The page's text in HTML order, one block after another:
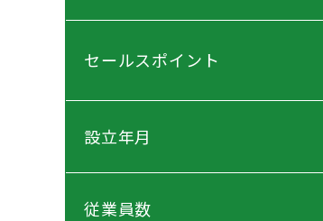
セールスポイント
設立年月
従業員数